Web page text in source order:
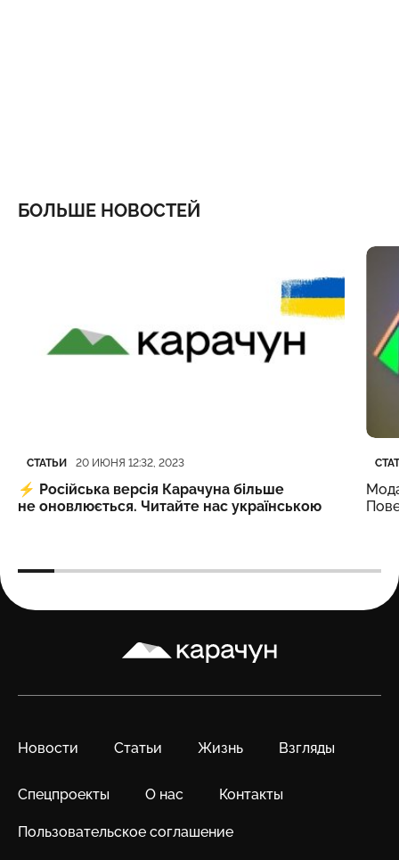
БОЛЬШЕ НОВОСТЕЙ
Категория
СТАТЬИ
Дата публикации
20 ИЮНЯ 12:32, 2023
⚡️ Російська версія Карачуна більше
не оновлюється. Читайте нас українською
Карачун
Новости Статьи Жизнь Взгляды
Спецпроекты О нас Контакты
Пользовательское соглашение